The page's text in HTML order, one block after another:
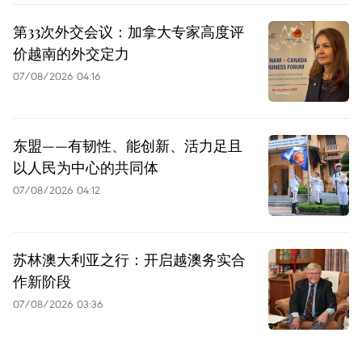
第33次外交会议：加拿大专家高度评
价越南的外交定力
07/08/2026 04:16
东盟——有韧性、能创新、活力足且
以人民为中心的共同体
07/08/2026 04:12
苏林澳大利亚之行：开启越澳务实合
作新阶段
07/08/2026 03:36